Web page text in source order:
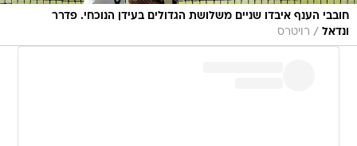
חובבי הענף איבדו שניים משלושת הגדולים בעידן הנוכחי. פדרר
ונדאל / רויטרס